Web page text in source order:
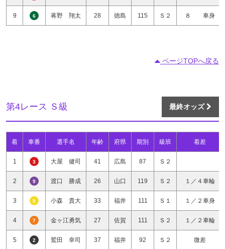
9 6 蒋野 翔太 28 徳島 115 Ｓ２ ８ 車身
ページTOPへ戻る
第4レース Ｓ級 最終オッズ
着 車番 選手名 年齢 府県 期別 級班 着差
1 3 大屋 健司 41 広島 87 Ｓ２
2 9 渡口 勝成 26 山口 119 Ｓ２ １／４車輪
3 5 小森 貴大 33 福井 111 Ｓ１ １／２車身
4 7 金ヶ江勇気 27 佐賀 111 Ｓ２ １／２車輪
5 2 鷲田 幸司 37 福井 92 Ｓ２ 微差